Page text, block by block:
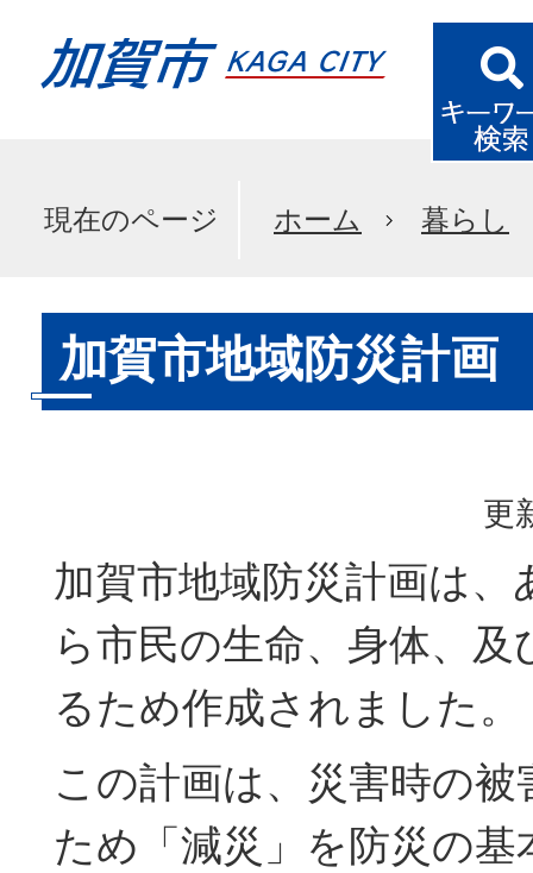
現在のページ ホーム 暮らし
加賀市地域防災計画
更
加賀市地域防災計画は、
ら市民の生命、身体、
るため作成されました。
この計画は、災害時の
ため「減災」を防災の